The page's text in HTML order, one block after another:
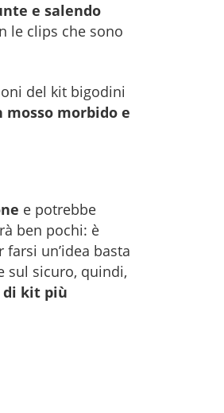
e salendo
le clips che sono
del kit bigodini
morbido e
e potrebbe
ben pochi: è
un’idea basta
sul sicuro, quindi,
kit più